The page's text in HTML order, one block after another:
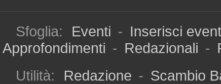
Sfoglia: Eventi - Inserisci
Approfondimenti - Redazionali -
Utilità:
Redazione - Scambio